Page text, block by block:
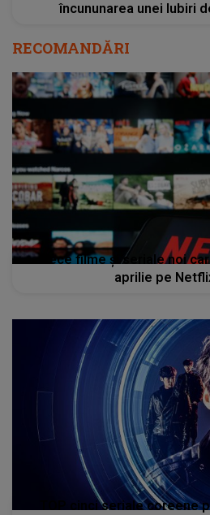
încununarea unei Iubiri
RECOMANDĂRI
Zece filme și seriale noi
aprilie pe
TOP cinci seriale coreene